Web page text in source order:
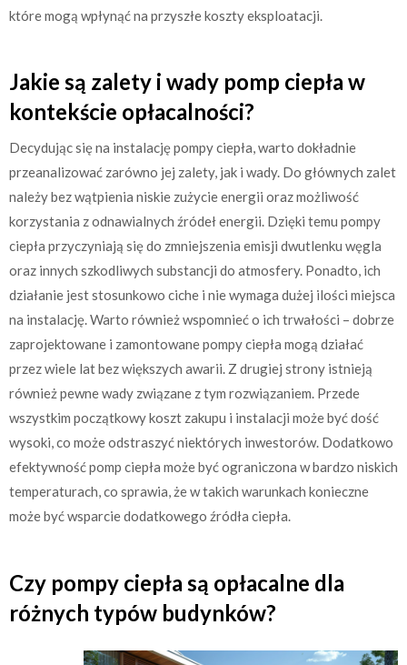
które mogą wpłynąć na przyszłe koszty eksploatacji.
Jakie są zalety i wady pomp ciepła w
kontekście opłacalności?
Decydując się na instalację pompy ciepła, warto dokładnie
przeanalizować zarówno jej zalety, jak i wady. Do głównych zalet
należy bez wątpienia niskie zużycie energii oraz możliwość
korzystania z odnawialnych źródeł energii. Dzięki temu pompy
ciepła przyczyniają się do zmniejszenia emisji dwutlenku węgla
oraz innych szkodliwych substancji do atmosfery. Ponadto, ich
działanie jest stosunkowo ciche i nie wymaga dużej ilości miejsca
na instalację. Warto również wspomnieć o ich trwałości – dobrze
zaprojektowane i zamontowane pompy ciepła mogą działać
przez wiele lat bez większych awarii. Z drugiej strony istnieją
również pewne wady związane z tym rozwiązaniem. Przede
wszystkim początkowy koszt zakupu i instalacji może być dość
wysoki, co może odstraszyć niektórych inwestorów. Dodatkowo
efektywność pomp ciepła może być ograniczona w bardzo niskich
temperaturach, co sprawia, że w takich warunkach konieczne
może być wsparcie dodatkowego źródła ciepła.
Czy pompy ciepła są opłacalne dla
różnych typów budynków?